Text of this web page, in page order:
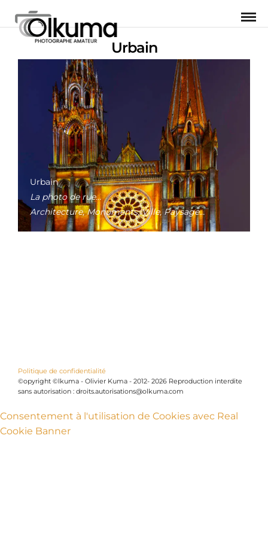
Urbain
Urbain
La photo de rue…
Architecture, Monuments, Ville, Paysage…
Politique de confidentialité
©opyright ©lkuma - Olivier Kuma - 2012- 2026 Reproduction interdite
sans autorisation : droits.autorisations@olkuma.com
Consentement à l'utilisation de Cookies avec Real
Cookie Banner